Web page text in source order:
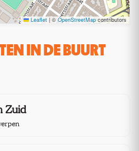
Leaflet | ©OpenStreetMapcontributors
IN DE BUURT
Zuid